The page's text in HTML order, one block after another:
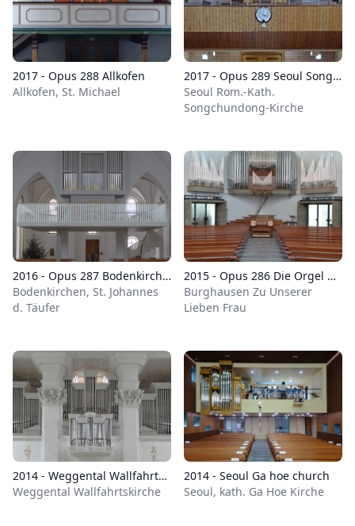
2017 - Opus 288 Allkofen
Allkofen, St. Michael
2017 - Opus 289 Seoul Songchungdong-Church
Seoul Rom.-Kath.
Songchundong-Kirche
2016 - Opus 287 Bodenkirchen
Bodenkirchen, St. Johannes
d. Täufer
2015 - Opus 286 Die Orgel der Stadtpfarrkirche Zu Unserer Lieben Frau in Burghausen
Burghausen Zu Unserer
Lieben Frau
2014 - Weggental Wallfahrtskirche
Weggental Wallfahrtskirche
2014 - Seoul Ga hoe church
Seoul, kath. Ga Hoe Kirche